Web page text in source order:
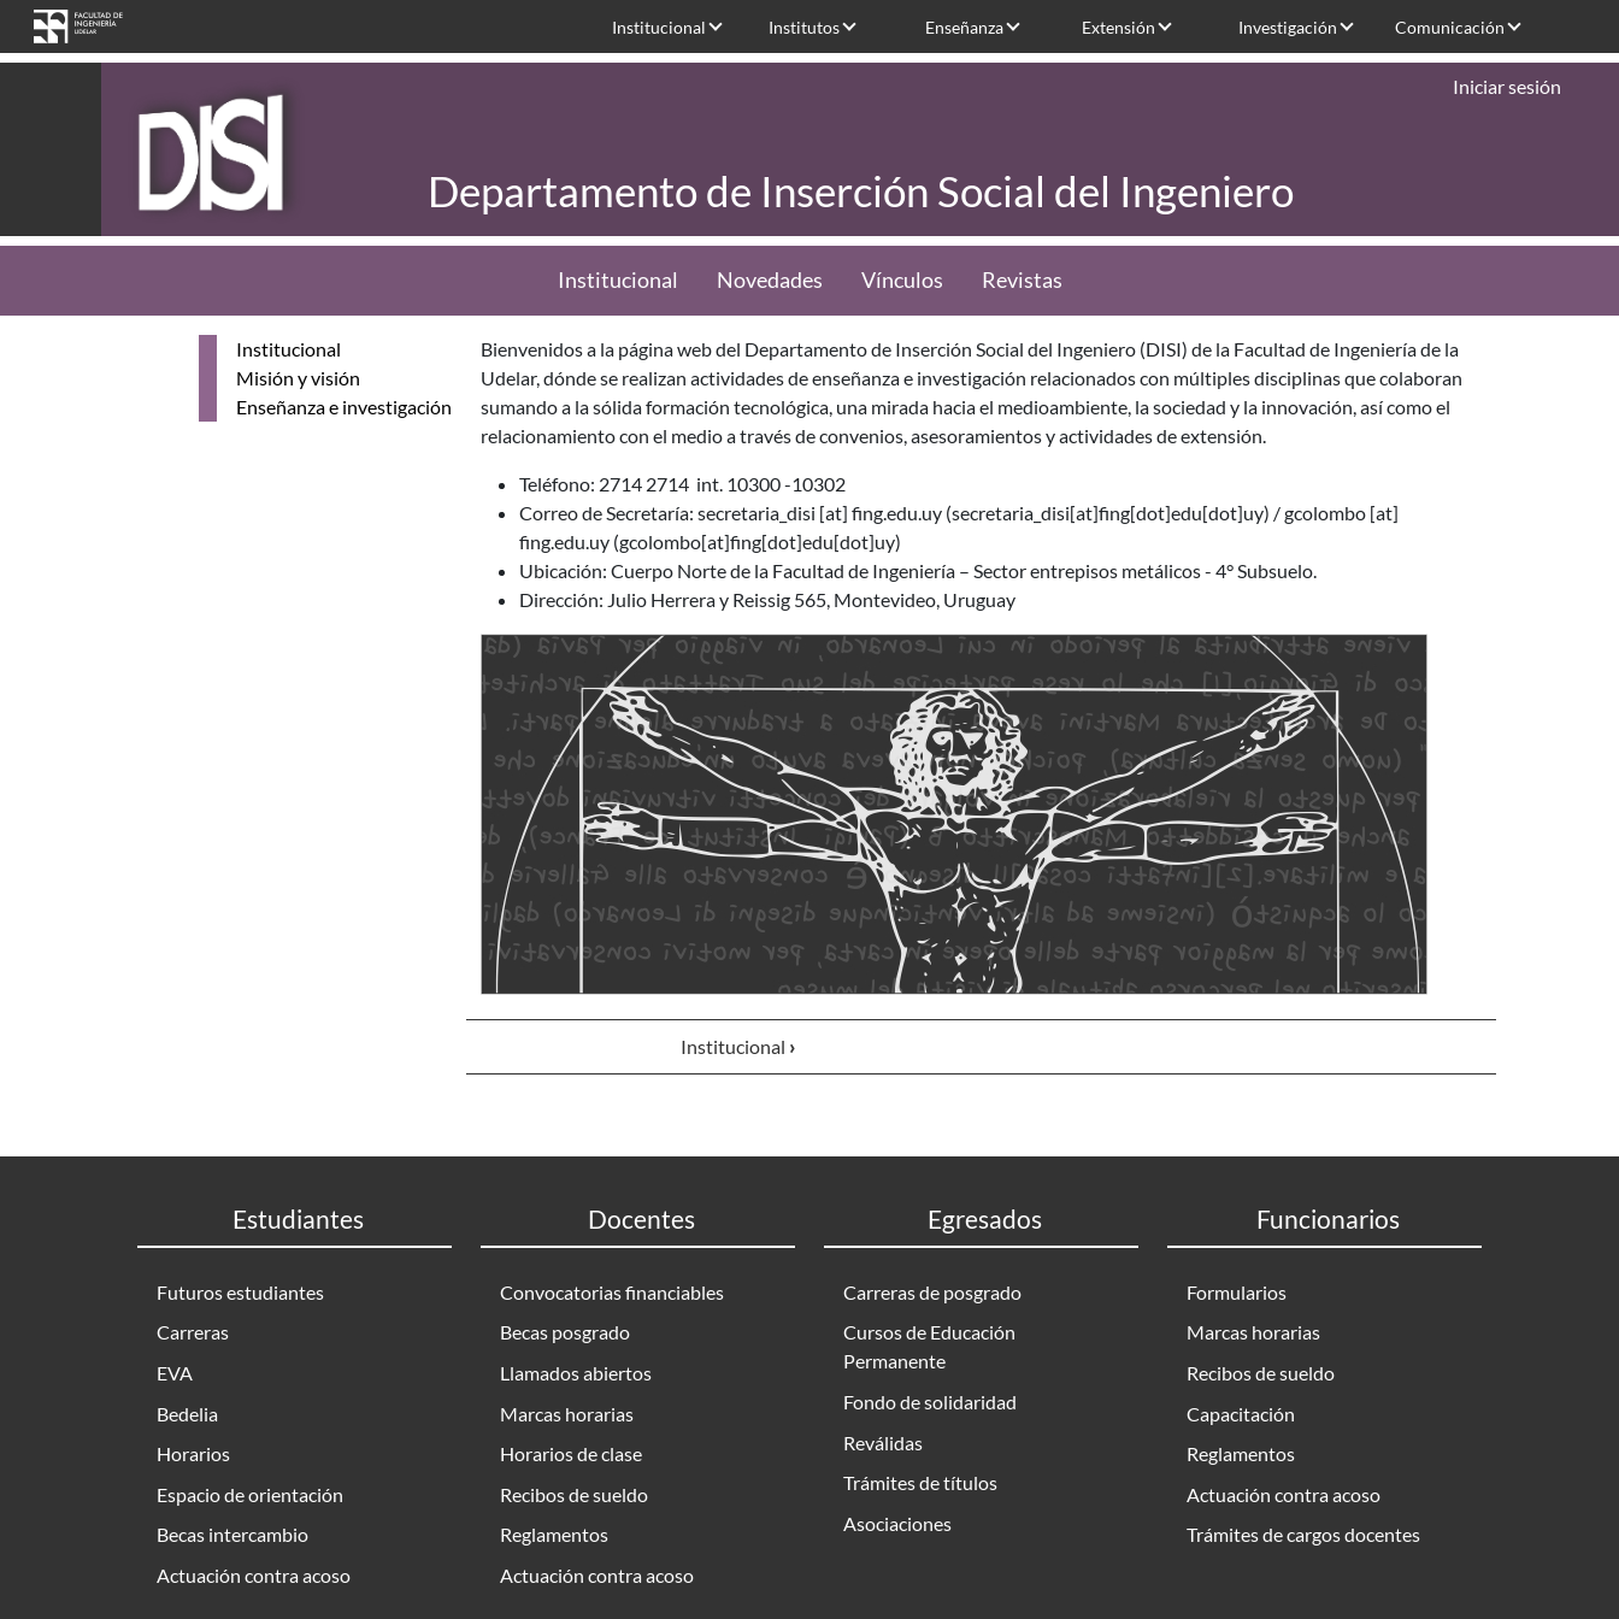
Pasar al contenido principal
Institucional Institutos Enseñanza Extensión Investigación Comunicación
Departamento de Inserción Social del Ingeniero
Iniciar sesión
Institucional Novedades Vínculos Revistas
Institucional
Misión y visión
Enseñanza e investigación
Bienvenidos a la página web del Departamento de Inserción Social del Ingeniero (DISI) de la Facultad de Ingeniería de la
Udelar, dónde se realizan actividades de enseñanza e investigación relacionados con múltiples disciplinas que colaboran
sumando a la sólida formación tecnológica, una mirada hacia el medioambiente, la sociedad y la innovación, así como el
relacionamiento con el medio a través de convenios, asesoramientos y actividades de extensión.
Teléfono: 2714 2714 int. 10300 -10302
Correo de Secretaría: secretaria_disi [at] fing.edu.uy (secretaria_disi[at]fing[dot]edu[dot]uy) /gcolombo [at]
fing.edu.uy (gcolombo[at]fing[dot]edu[dot]uy)
Ubicación: Cuerpo Norte de la Facultad de Ingeniería – Sector entrepisos metálicos - 4° Subsuelo.
Dirección: Julio Herrera y Reissig 565, Montevideo, Uruguay
Institucional ›
Estudiantes
Futuros estudiantes
Carreras
EVA
Bedelia
Horarios
Espacio de orientación
Becas intercambio
Actuación contra acoso
Docentes
Convocatorias financiables
Becas posgrado
Llamados abiertos
Marcas horarias
Horarios de clase
Recibos de sueldo
Reglamentos
Actuación contra acoso
Egresados
Carreras de posgrado
Cursos de Educación
Permanente
Fondo de solidaridad
Reválidas
Trámites de títulos
Asociaciones
Funcionarios
Formularios
Marcas horarias
Recibos de sueldo
Capacitación
Reglamentos
Actuación contra acoso
Trámites de cargos docentes